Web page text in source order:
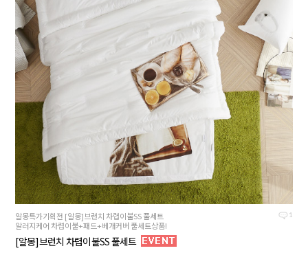
1
알몽특가기획전 [알몽]브런치 차렵이불SS 풀세트
알러지케어 차렵이불+패드+베개커버 풀세트상품!
[알몽]브런치 차렵이불SS 풀세트